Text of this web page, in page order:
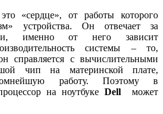
«сердце», от работы которого
устройства. Он отвечает за
именно от него зависит
системы – то,
справляется с вычислительными
чип на материнской плате,
работу. Поэтому в
на ноутбуке Dell может